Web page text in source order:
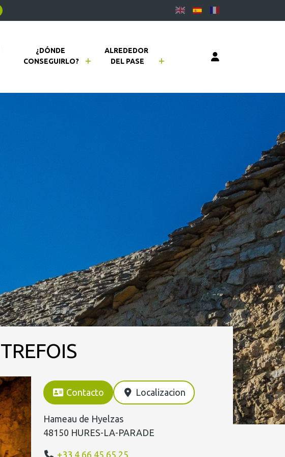
¿DÓNDE
CONSEGUIRLO?
ALREDEDOR
DEL PASE
Contacto Localizacion
Hameau de Hyelzas
48150 HURES-LA-PARADE
+33 4 66 45 65 25